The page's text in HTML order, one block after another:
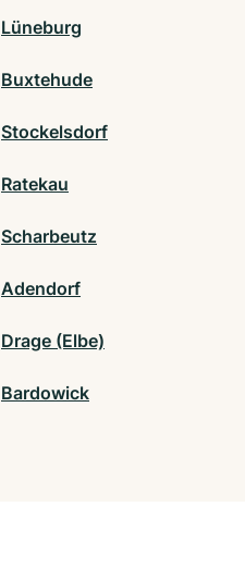
Lüneburg
Buxtehude
Stockelsdorf
Ratekau
Scharbeutz
Adendorf
Drage (Elbe)
Bardowick